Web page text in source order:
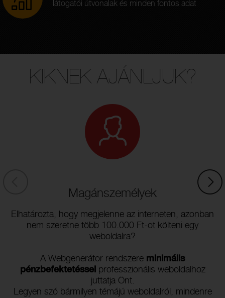
látogatói útvonalak és minden fontos adat
KIKNEK AJÁNLJUK?
Magánszemélyek
Elhatározta, hogy megjelenne az interneten, azonban
nem szeretne több 100.000 Ft-ot költeni egy
weboldalra?
A Webgenerátor rendszere minimális
pénzbefektetésselprofesszionális weboldalhoz
juttatja Önt.
Legyen szó bármilyen témájú weboldalról, mindenre